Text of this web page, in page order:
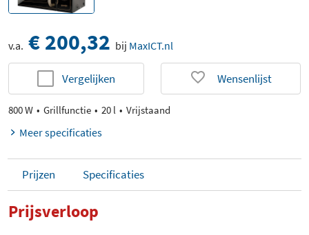
v.a. € 200,32 bij MaxICT.nl
Vergelijken Wensenlijst
800 W Grillfunctie 20 l Vrijstaand
Meer specificaties
Prijzen Specificaties
Prijsverloop